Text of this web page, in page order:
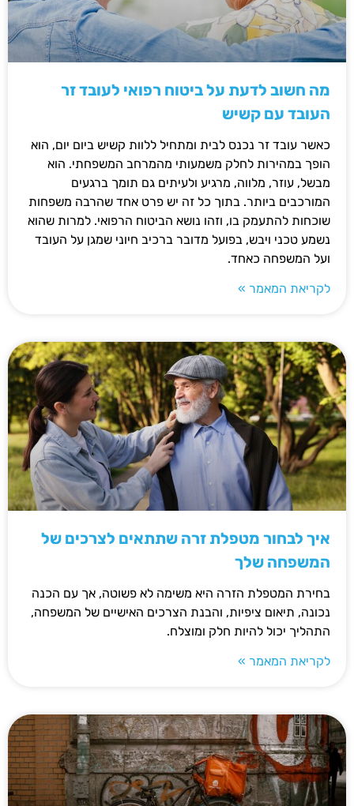
מה חשוב לדעת על ביטוח רפואי לעובד זר
העובד עם קשיש
כאשר עובד זר נכנס לבית ומתחיל ללוות קשיש ביום יום, הוא
הופך במהירות לחלק משמעותי מהמרחב המשפחתי. הוא
מבשל, עוזר, מלווה, מרגיע ולעיתים גם תומך ברגעים
המורכבים ביותר. בתוך כל זה יש פרט אחד שהרבה משפחות
שוכחות להתעמק בו, וזהו נושא הביטוח הרפואי. למרות שהוא
נשמע טכני ויבש, בפועל מדובר ברכיב חיוני שמגן על העובד
ועל המשפחה כאחד.
לקריאת המאמר »
איך לבחור מטפלת זרה שתתאים לצרכים של
המשפחה שלך
בחירת המטפלת הזרה היא משימה לא פשוטה, אך עם הכנה
נכונה, תיאום ציפיות, והבנת הצרכים האישיים של המשפחה,
התהליך יכול להיות חלק ומוצלח.
לקריאת המאמר »